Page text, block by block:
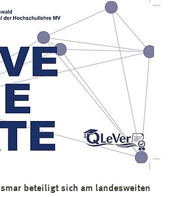
beteiligt sich am landesweiten